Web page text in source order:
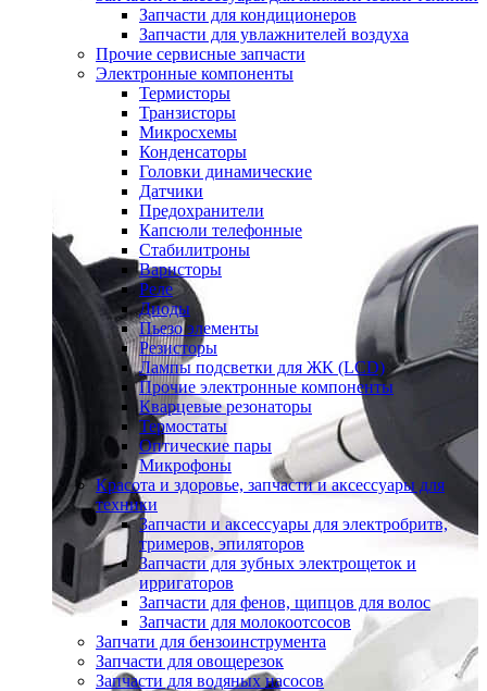
Запчасти для кондиционеров
Запчасти для увлажнителей воздуха
Прочие сервисные запчасти
Электронные компоненты
Термисторы
Транзисторы
Микросхемы
Конденсаторы
Головки динамические
Датчики
Предохранители
Капсюли телефонные
Стабилитроны
Варисторы
Реле
Диоды
Пьезо элементы
Резисторы
Лампы подсветки для ЖК (LCD)
Прочие электронные компоненты
Кварцевые резонаторы
Термостаты
Оптические пары
Микрофоны
Красота и здоровье, запчасти и аксессуары для
техники
Запчасти и аксессуары для электробритв,
тримеров, эпиляторов
Запчасти для зубных электрощеток и
ирригаторов
Запчасти для фенов, щипцов для волос
Запчасти для молокоотсосов
Запчати для бензоинструмента
Запчасти для овощерезок
Запчасти для водяных насосов